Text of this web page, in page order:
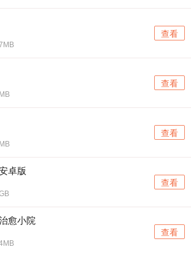
查看
查看
查看
卓版
查看
愈小院
查看